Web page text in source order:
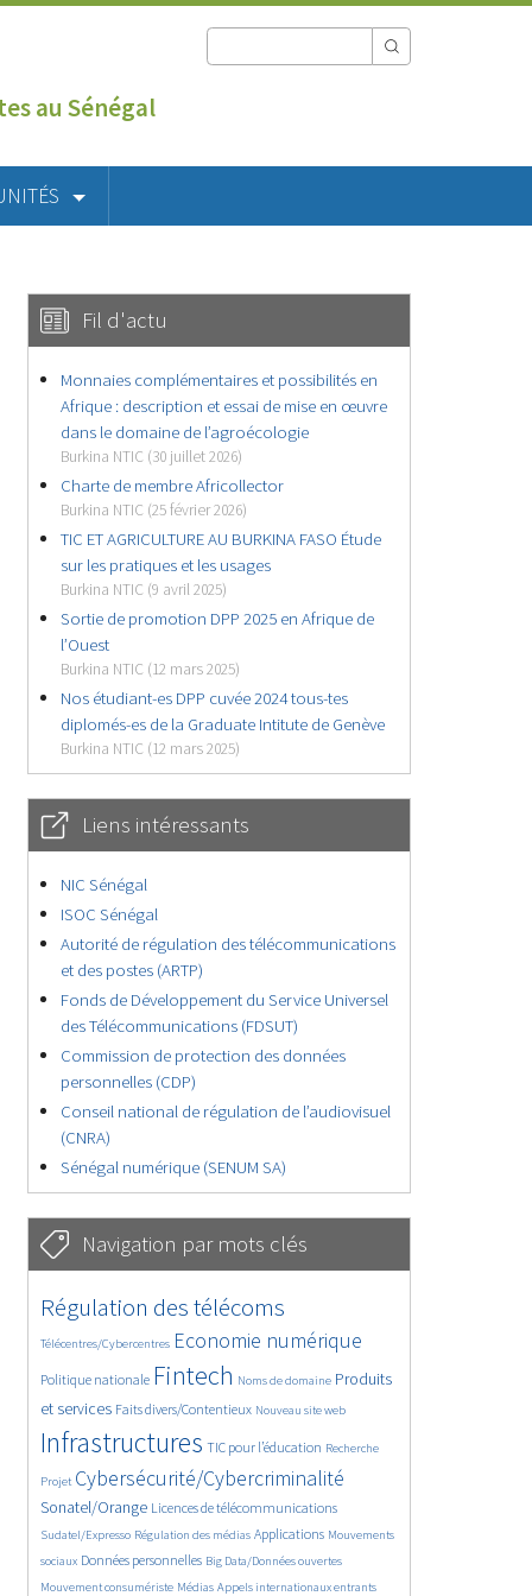
au Sénégal
Fil d'actu
Monnaies complémentaires et possibilités en
Afrique : description et essai de mise en œuvre
dans le domaine de l’agroécologie
Burkina NTIC (30 juillet 2026)
Charte de membre Africollector
Burkina NTIC (25 février 2026)
TIC ET AGRICULTURE AU BURKINA FASO Étude
sur les pratiques et les usages
Burkina NTIC (9 avril 2025)
Sortie de promotion DPP 2025 en Afrique de
l’Ouest
Burkina NTIC (12 mars 2025)
Nos étudiant-es DPP cuvée 2024 tous-tes
diplomés-es de la Graduate Intitute de Genève
Burkina NTIC (12 mars 2025)
Liens intéressants
NIC Sénégal
ISOC Sénégal
Autorité de régulation des télécommunications
et des postes (ARTP)
Fonds de Développement du Service Universel
des Télécommunications (FDSUT)
Commission de protection des données
personnelles (CDP)
Conseil national de régulation de l’audiovisuel
(CNRA)
Sénégal numérique (SENUM SA)
Navigation par mots clés
4646/5661
Régulation des télécoms
365/5661
Télécentres/Cybercentres
3722/5661 Economie numérique
1860/5661
Politique nationale
5183/5661 Fintech
681/5661
Noms de domaine
2385/5661
Produits
et services
1581/5661 Faits divers/Contentieux
847/5661 Nouveau site web
5661/5661
Infrastructures
1842/5661
TIC pour l’éducation
200/5661
Recherche
251/5661
Projet
3596/5661Cybersécurité/Cybercriminalité
2319/5661
Sonatel/Orange
1628/5661 Licences de télécommunications
292/5661
Sudatel/Expresso
1023/5661 Régulation des médias
1515/5661 Applications
1198/5661
Mouvements
sociaux
1671/5661Données personnelles
145/5661 Big Data/Données ouvertes
627/5661
Mouvement consumériste
369/5661 Médias
718/5661 Appels internationaux entrants
1743/5661